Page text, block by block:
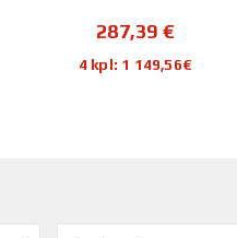
287,39 €
4 kpl: 1 149,56€